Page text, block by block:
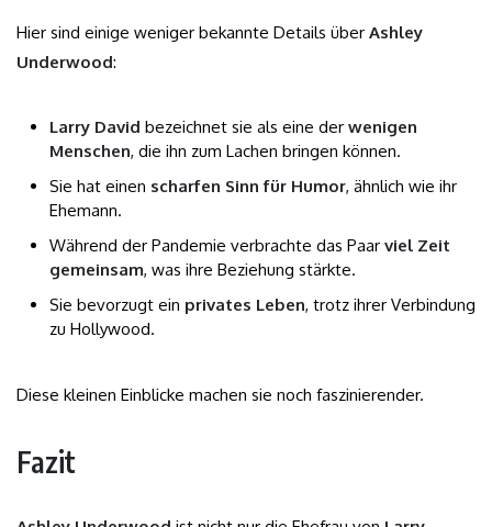
Hier sind einige weniger bekannte Details über Ashley
Underwood:
Larry David bezeichnet sie als eine der wenigen
Menschen, die ihn zum Lachen bringen können.
Sie hat einen scharfen Sinn für Humor, ähnlich wie ihr
Ehemann.
Während der Pandemie verbrachte das Paar viel Zeit
gemeinsam, was ihre Beziehung stärkte.
Sie bevorzugt ein privates Leben, trotz ihrer Verbindung
zu Hollywood.
Diese kleinen Einblicke machen sie noch faszinierender.
Fazit